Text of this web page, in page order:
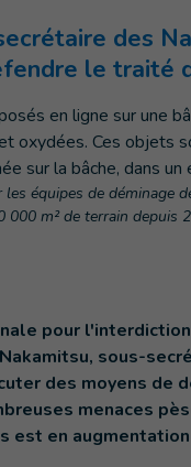
des
le traité
équipes de déminage
m² de terrain
pour
sous-
des moyens de
menaces
est en